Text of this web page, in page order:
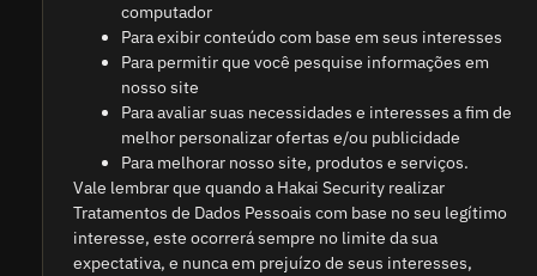
computador
Para exibir conteúdo com base em seus interesses
Para permitir que você pesquise informações em
nosso site
Para avaliar suas necessidades e interesses a fim de
melhor personalizar ofertas e/ou publicidade
Para melhorar nosso site, produtos e serviços.
Vale lembrar que quando a Hakai Security realizar
Tratamentos de Dados Pessoais com base no seu legítimo
interesse, este ocorrerá sempre no limite da sua
expectativa, e nunca em prejuízo de seus interesses,